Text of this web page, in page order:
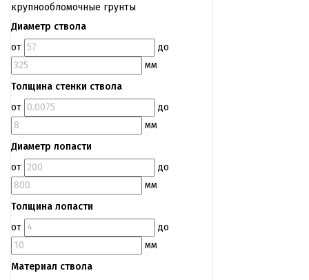
крупнообломочные грунты
Диаметр ствола
от
до
мм
Толщина стенки ствола
от
до
мм
Диаметр лопасти
от
до
мм
Толщина лопасти
от
до
мм
Материал ствола